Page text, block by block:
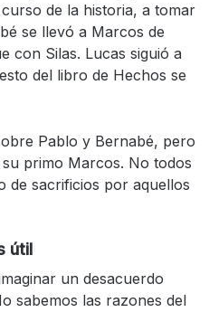
de la historia, a tomar
se llevó a Marcos de
con Silas. Lucas siguió a
del libro de Hechos se
Pablo y Bernabé, pero
primo Marcos. No todos
de sacrificios por aquellos
útil
un desacuerdo
sabemos las razones del